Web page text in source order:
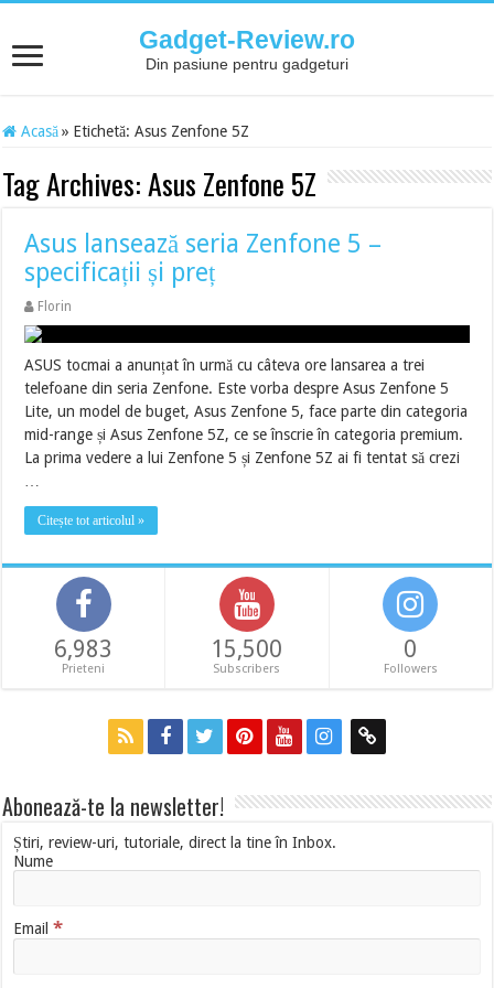
Gadget-Review.ro
Din pasiune pentru gadgeturi
Acasă » Etichetă:Asus Zenfone 5Z
Tag Archives:Asus Zenfone 5Z
Asus lansează seria Zenfone 5 –
specificații și preț
Florin
ASUS tocmai a anunțat în urmă cu câteva ore lansarea a trei
telefoane din seria Zenfone. Este vorba despre Asus Zenfone 5
Lite, un model de buget, Asus Zenfone 5, face parte din categoria
mid-range și Asus Zenfone 5Z, ce se înscrie în categoria premium.
La prima vedere a lui Zenfone 5 și Zenfone 5Z ai fi tentat să crezi
Citește tot articolul »
6,983
Prieteni
15,500
Subscribers
0
Followers
Abonează-te la newsletter!
Știri, review-uri, tutoriale, direct la tine în Inbox.
Nume
Email*